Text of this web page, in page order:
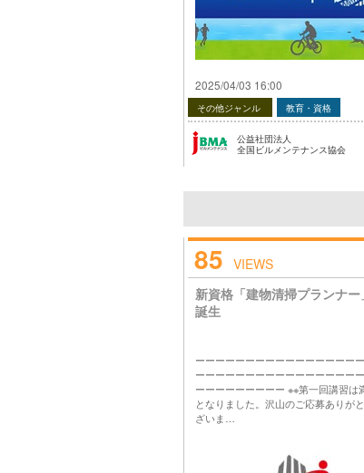
2025/04/03 16:00
その他ジャンル 教育・資格
公益社団法人
全国ビルメンテナンス協会
85 VIEWS
新資格「建物清掃プランナー
誕生
ーーーーーーーーーーーーーーーー
ーーーーーーーーーーーーーーーー
ーーーーーーーーー ※※第一回講習は
となりました。沢山のご応募ありが
ざいま…